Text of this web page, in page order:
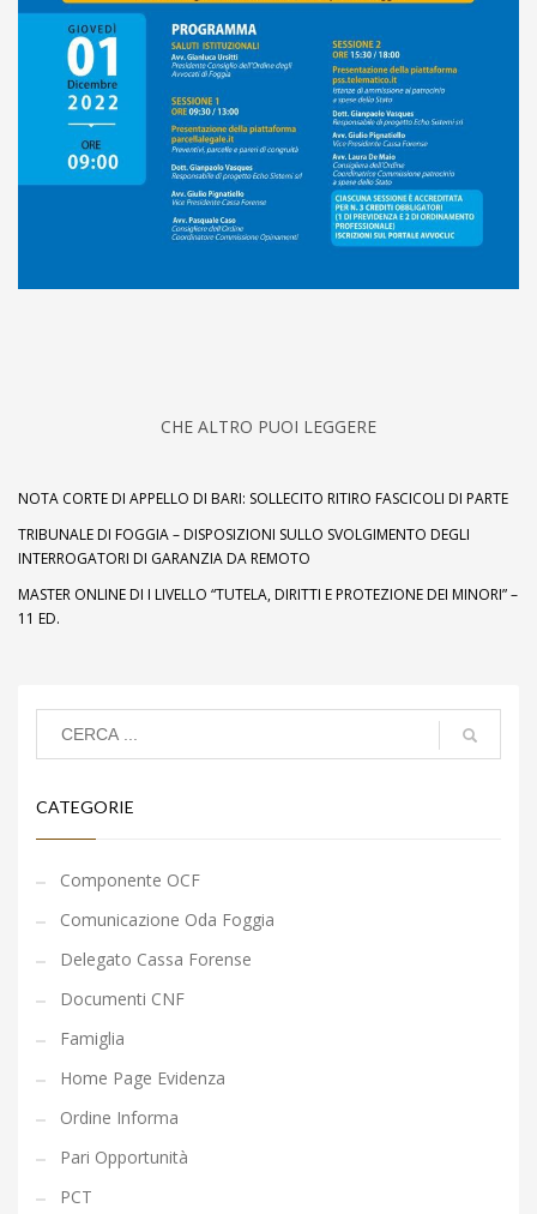
CHE ALTRO PUOI LEGGERE
NOTA CORTE DI APPELLO DI BARI: SOLLECITO RITIRO FASCICOLI DI PARTE
TRIBUNALE DI FOGGIA – DISPOSIZIONI SULLO SVOLGIMENTO DEGLI
INTERROGATORI DI GARANZIA DA REMOTO
MASTER ONLINE DI I LIVELLO “TUTELA, DIRITTI E PROTEZIONE DEI MINORI” –
11 ED.
CATEGORIE
Componente OCF
Comunicazione Oda Foggia
Delegato Cassa Forense
Documenti CNF
Famiglia
Home Page Evidenza
Ordine Informa
Pari Opportunità
PCT